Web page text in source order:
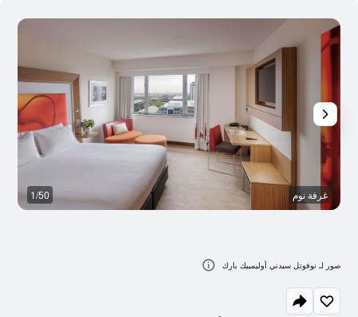
غرفة نوم 1/50
صور لـ نوفوتل سيدني أوليمبيك بارك